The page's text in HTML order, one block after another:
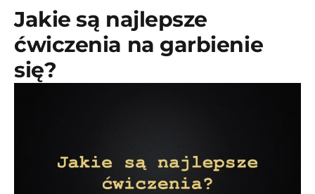
Jakie są najlepsze
ćwiczenia na garbienie
się?